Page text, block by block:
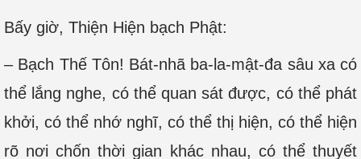
Bấy giờ, Thiện Hiện bạch Phật:
– Bạch Thế Tôn! Bát-nhã ba-la-mật-đa sâu xa có
thể lắng nghe, có thể quan sát được, có thể phát
khởi, có thể nhớ nghĩ, có thể thị hiện, có thể hiện
rõ nơi chốn thời gian khác nhau, có thể thuyết